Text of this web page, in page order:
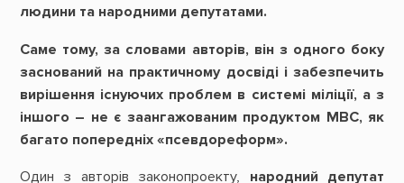
людини та народними депутатами.
Саме тому, за словами авторів, він з одного боку
заснований на практичному досвіді і забезпечить
вирішення існуючих проблем в системі міліції, а з
іншого – не є заангажованим продуктом МВС, як
багато попередніх «псевдореформ».
Один з авторів законопроекту, народний депутат